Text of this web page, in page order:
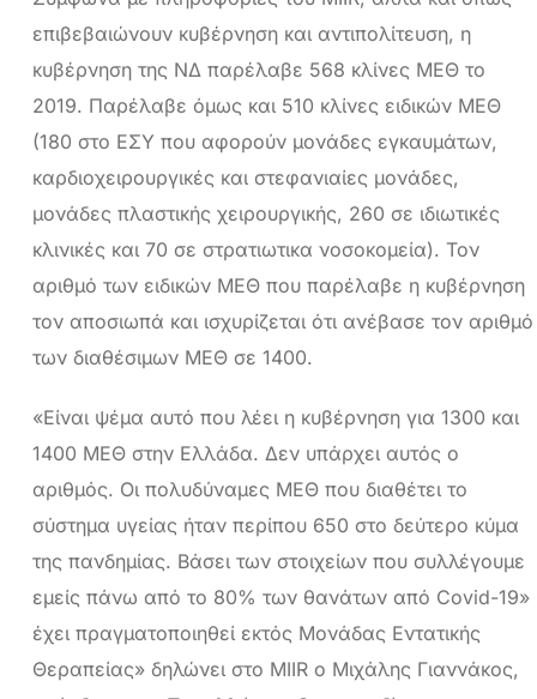
επιβεβαιώνουν κυβέρνηση και αντιπολίτευση, η
κυβέρνηση της ΝΔ παρέλαβε 568 κλίνες ΜΕΘ το
2019. Παρέλαβε όμως και 510 κλίνες ειδικών ΜΕΘ
(180 στο ΕΣΥ που αφορούν μονάδες εγκαυμάτων,
καρδιοχειρουργικές και στεφανιαίες μονάδες,
μονάδες πλαστικής χειρουργικής, 260 σε ιδιωτικές
κλινικές και 70 σε στρατιωτικα νοσοκομεία). Τον
αριθμό των ειδικών ΜΕΘ που παρέλαβε η κυβέρνηση
τον αποσιωπά και ισχυρίζεται ότι ανέβασε τον αριθμό
των διαθέσιμων ΜΕΘ σε 1400.
«Είναι ψέμα αυτό που λέει η κυβέρνηση για 1300 και
1400 ΜΕΘ στην Ελλάδα. Δεν υπάρχει αυτός ο
αριθμός. Οι πολυδύναμες ΜΕΘ που διαθέτει το
σύστημα υγείας ήταν περίπου 650 στο δεύτερο κύμα
της πανδημίας. Βάσει των στοιχείων που συλλέγουμε
εμείς πάνω από το 80% των θανάτων από Covid-19»
έχει πραγματοποιηθεί εκτός Μονάδας Εντατικής
Θεραπείας» δηλώνει στο ΜIIR ο Μιχάλης Γιαννάκος,